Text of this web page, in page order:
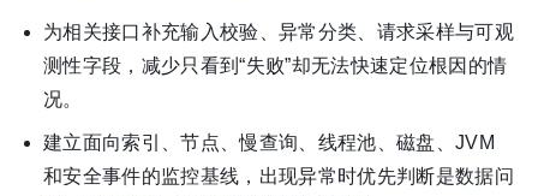
为相关接口补充输入校验、异常分类、请求采样与可观
测性字段，减少只看到“失败”却无法快速定位根因的情
况。
建立面向索引、节点、慢查询、线程池、磁盘、JVM
和安全事件的监控基线，出现异常时优先判断是数据问